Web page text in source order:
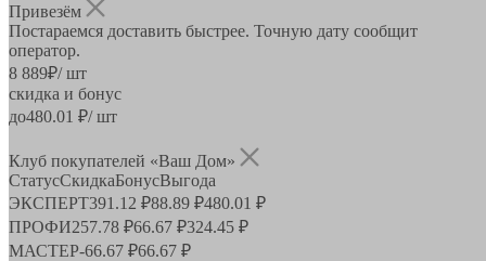
Привезём
Постараемся доставить быстрее. Точную дату сообщит
оператор.
8 889₽/ шт
скидка и бонус
до480.01 ₽/ шт
Клуб покупателей «Ваш Дом»
СтатусСкидкаБонусВыгода
ЭКСПЕРТ391.12 ₽88.89 ₽480.01 ₽
ПРОФИ257.78 ₽66.67 ₽324.45 ₽
МАСТЕР-66.67 ₽66.67 ₽